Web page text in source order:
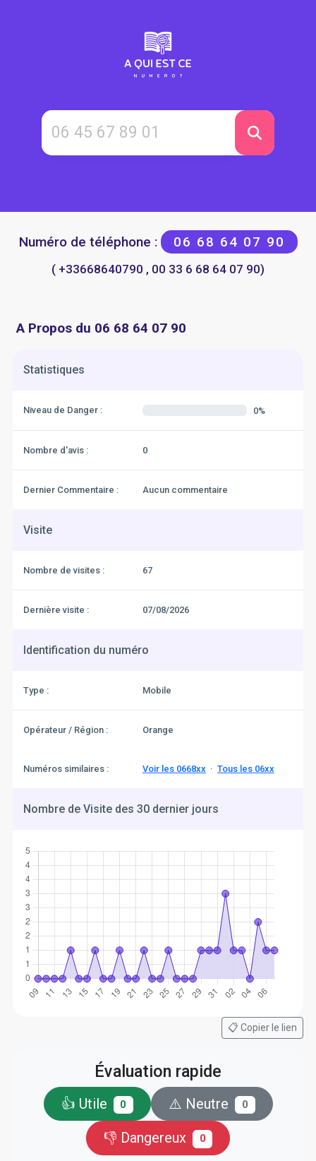
Numéro de téléphone : 06 68 64 07 90
( +33668640790 , 00 33 6 68 64 07 90)
A Propos du 06 68 64 07 90
Statistiques
Niveau de Danger : 0%
Nombre d'avis : 0
Dernier Commentaire : Aucun commentaire
Visite
Nombre de visites : 67
Dernière visite : 07/08/2026
Identification du numéro
Type : Mobile
Opérateur / Région : Orange
Numéros similaires : Voir les 0668xx· Tous les 06xx
Nombre de Visite des 30 dernier jours
📋 Copier le lien
Évaluation rapide
👍 Utile 0 ⚠️ Neutre 0
👎 Dangereux 0